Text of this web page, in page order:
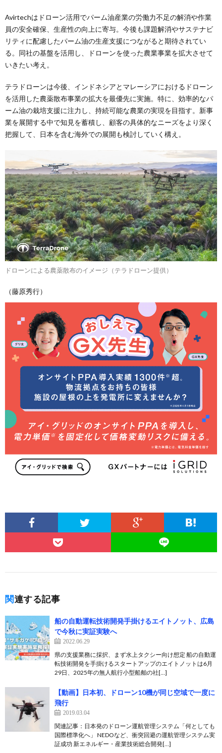
Avirtechはドローン活用でパーム油産業の労働力不足の解消や作業
員の安全確保、生産性の向上に寄与。今後も課題解消やサステナビ
リティに配慮したパーム油の生産支援につながると期待されてい
る。同社の基盤を活用し、ドローンを使った農業事業を拡大させて
いきたい考え。
テラドローンは今後、インドネシアとマレーシアにおけるドローン
を活用した農薬散布事業の拡大を最優先に実施。特に、効率的なパ
ーム油の栽培支援に注力し、持続可能な農業の実現を目指す。新事
業を展開する中で知見を蓄積し、顧客の具体的なニーズをより深く
把握して、日本を含む海外での展開も検討していく構え。
ドローンによる農薬散布のイメージ（テラドローン提供）
（藤原秀行）
関連する記事
船の自動運転技術開発手掛けるエイトノット、広島
で今秋に実証実験へ
2022.06.29
県の支援業務に採択、まず水上タクシー向け想定 船の自動運
転技術開発を手掛けるスタートアップのエイトノットは6月
29日、2025年の無人航行小型船舶の社[…]
【動画】日本初、ドローン10機が同じ空域で一度に
飛行
2019.03.04
関連記事：日本発のドローン運航管理システム「何としても
国際標準化へ」 NEDOなど、衝突回避の運航管理システム実
証成功 新エネルギー・産業技術総合開発[…]